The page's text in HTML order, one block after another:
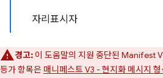
자리표시자
경고: 이 도움말의 지원 중단된 Manifest
등가 항목은 매니페스트 V3 - 현지화 메시지 형